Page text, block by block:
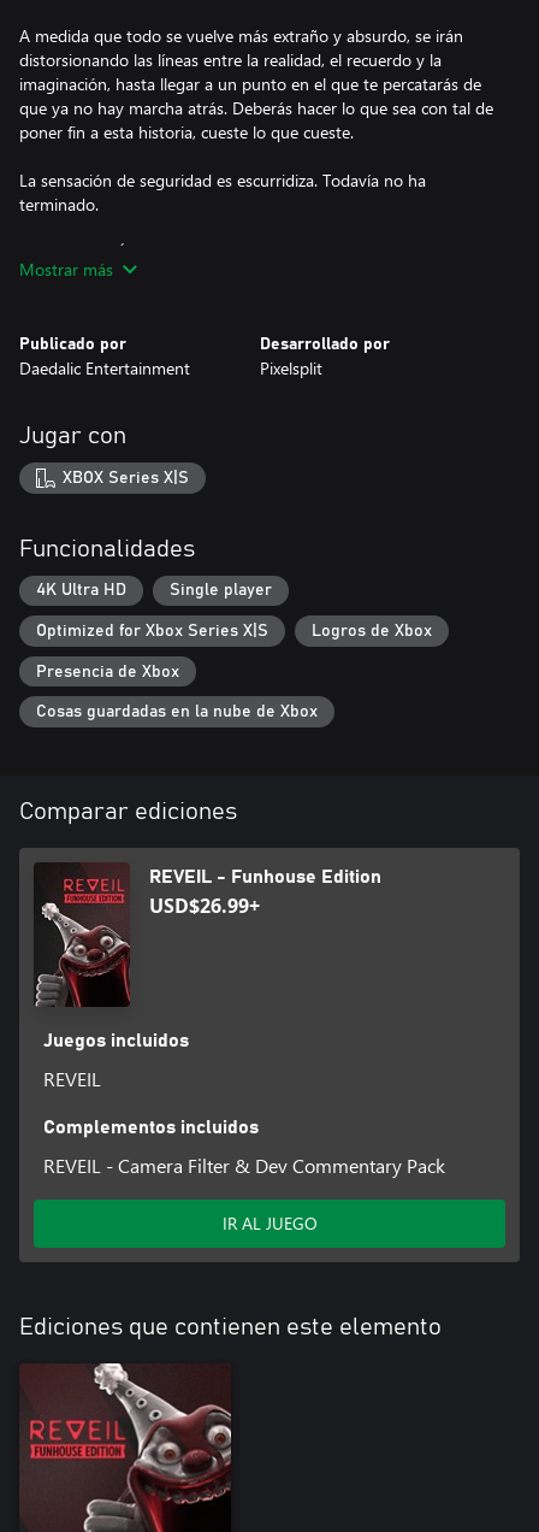
A medida que todo se vuelve más extraño y absurdo, se irán
distorsionando las líneas entre la realidad, el recuerdo y la
imaginación, hasta llegar a un punto en el que te percatarás de
que ya no hay marcha atrás. Deberás hacer lo que sea con tal de
poner fin a esta historia, cueste lo que cueste.
La sensación de seguridad es escurridiza. Todavía no ha
terminado.
AMBIENTACIÓN
ambientación del juego ha sido orquestada con mucho mimo
para recrear entornos realistas inspirados en los circos de los
Descubre la mente y el pasado de Walter Thompson:
Las impresiones se vuelven cada vez más oscuras, misteriosas y
enigmáticas a medida que avanzas.
Cuando te veas atrapado en un torbellino de falsedades,
otra opción que adentrarte más con la esperanza de hallar
respuestas a tu desconcertante situación, por más que dicha
esperanza se vaya desvaneciendo lentamente. Lo único que te
empuja a no rendirte es la voluntad de encontrar a Martha y a
Dorie. Mantén los ojos bien abiertos para encontrar las pistas
que te han dejado... e intenta no perder la cordura.
Mostrar más
Publicado por
Daedalic Entertainment
Desarrollado por
Pixelsplit
Jugar con
XBOX Series X|S
Funcionalidades
4K Ultra HD Single player
Optimized for Xbox Series X|S Logros de Xbox
Presencia de Xbox
Cosas guardadas en la nube de Xbox
Comparar ediciones
REVEIL - Funhouse Edition
USD$26.99+
Juegos incluidos
REVEIL
Complementos incluidos
REVEIL - Camera Filter & Dev Commentary Pack
IR AL JUEGO
Ediciones que contienen este elemento